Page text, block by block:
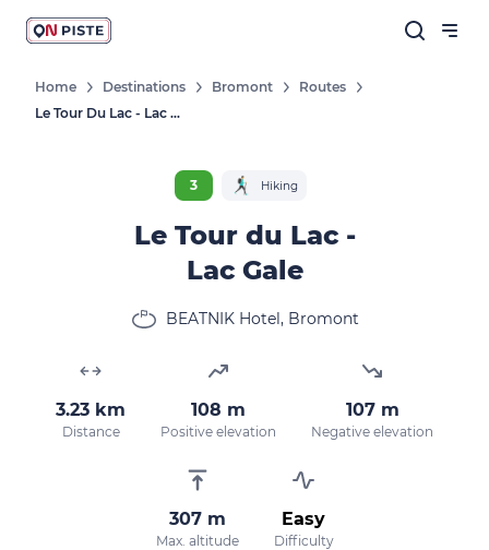
Home Destinations Bromont
Routes
Le Tour Du Lac - Lac Gale
3 Hiking
Le Tour du Lac -
Lac Gale
BEATNIK Hotel, Bromont
3.23 km
Distance
108 m
Positive elevation
107 m
Negative elevation
307 m
Max. altitude
Easy
Difficulty